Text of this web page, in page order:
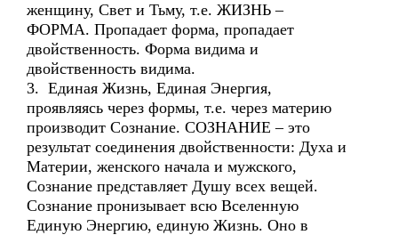
женщину, Свет и Тьму, т.е. ЖИЗНЬ –
ФОРМА. Пропадает форма, пропадает
двойственность. Форма видима и
двойственность видима.
3. Единая Жизнь, Единая Энергия,
проявляясь через формы, т.е. через материю
производит Сознание. СОЗНАНИЕ – это
результат соединения двойственности: Духа и
Материи, женского начала и мужского,
Сознание представляет Душу всех вещей.
Сознание пронизывает всю Вселенную
Единую Энергию, единую Жизнь. Оно в